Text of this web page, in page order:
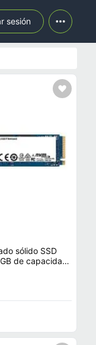
sesión
sólido SSD
de capacidad,
3.0